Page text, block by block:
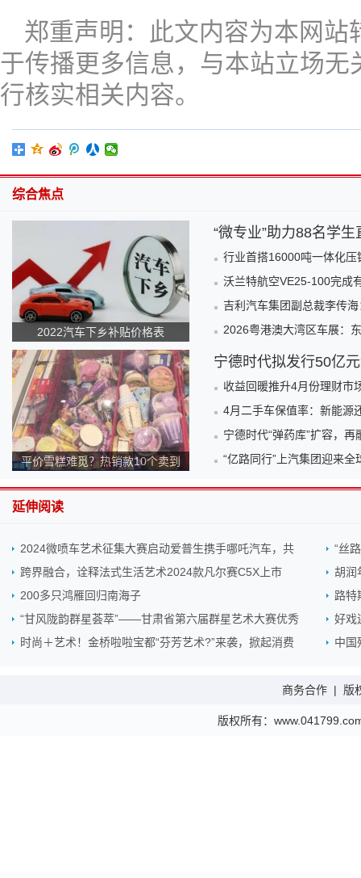
郑重声明：此文内容为本网
于传播更多信息，与本站立场
行核实相关内容。
综合焦点
2022汽车下乡补贴价格表
平价雪糕难觅？热销款10个卖到
“微专业”助力88名学
行业首搭16000吨一体化
沃兰特航空VE25-100完成
吉利汽车集团副总裁李传
2026粤港澳大湾区车展：
宁德时代拟发行50亿
收益回暖推升4月份理财市
4月二手车保值率：新能源
宁德时代“弹药库”扩容，再
“亿路同行”上汽集团迎来全
延伸阅读
2024微喷车艺术征集大赛启动爱普生携手哪吒汽车，共
“丝
跨界融合，诠释法式生活艺术2024款凡尔赛C5X上市
胡润
200多只鸿雁回归南海子
路特
“甘风陇韵群星荟萃”——甘肃省第六届群星艺术大赛优秀
好戏
时尚＋艺术！金桥啦啦宝都“芬芳艺术?”来袭，掀起消费
中国
商务合作 | 版
版权所有：